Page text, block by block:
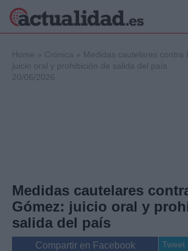
Internacional
Viajes
Gente
Musica
Home » Crónica » Medidas cautelares contra
juicio oral y prohibición de salida del país
20/06/2026
Medidas cautelares
Gómez: juicio oral y
salida del país
Compartir en Facebook Tweet